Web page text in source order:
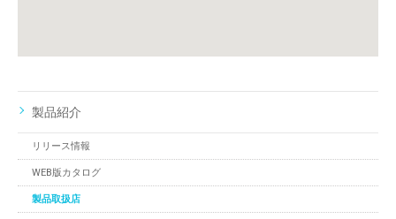
製品紹介
リリース情報
WEB版カタログ
製品取扱店